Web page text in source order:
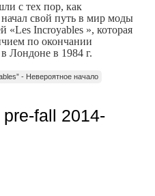
с тех пор, как
свой путь в мир моды
«Les Incroyables », которая
по окончании
Лондоне в 1984 г.
- Невероятное начало
fall 2014-